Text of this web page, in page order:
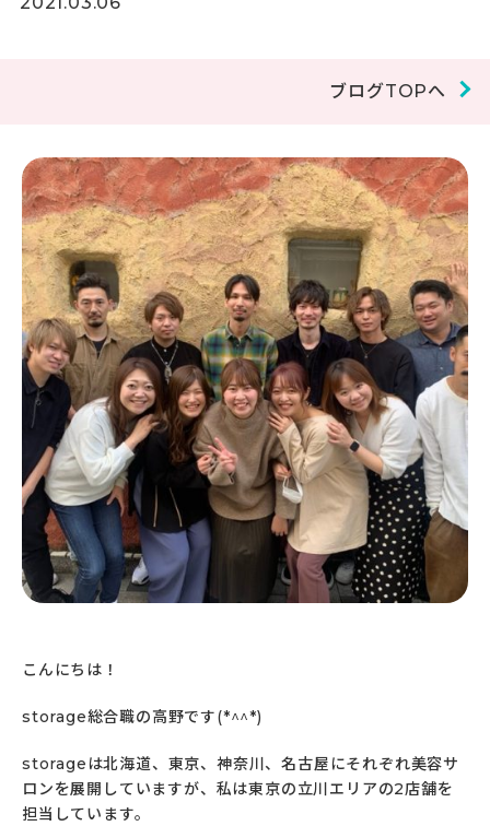
ブログTOPへ
こんにちは！
storage総合職の高野です(*^^*)
storageは北海道、東京、神奈川、名古屋にそれぞれ美容サ
ロンを展開していますが、私は東京の立川エリアの2店舗を
担当しています。